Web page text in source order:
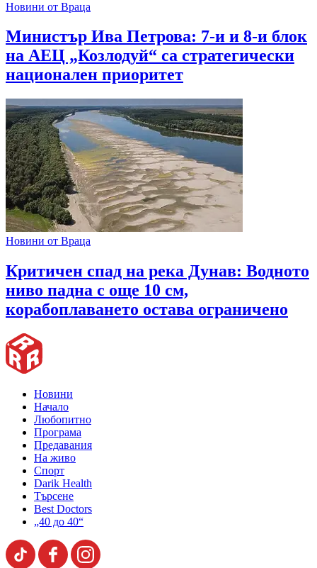
Новини от Враца
Министър Ива Петрова: 7-и и 8-и блок
на АЕЦ „Козлодуй“ са стратегически
национален приоритет
Новини от Враца
Критичен спад на река Дунав: Водното
ниво падна с още 10 см,
корабоплаването остава ограничено
Новини
Начало
Любопитно
Програма
Предавания
На живо
Спорт
Darik Health
Търсене
Best Doctors
„40 до 40“